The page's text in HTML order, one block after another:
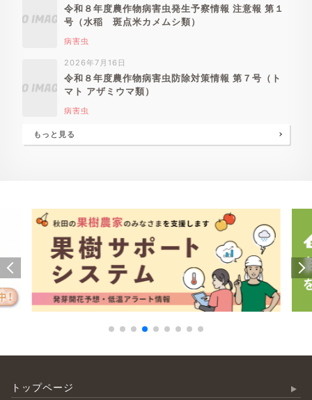
令和８年度農作物病害虫発生予察情報 注意報 第１
号（水稲 斑点米カメムシ類）
病害虫
2026年7月16日
令和８年度農作物病害虫防除対策情報 第７号（ト
マト アザミウマ類）
病害虫
もっと見る
トップページ